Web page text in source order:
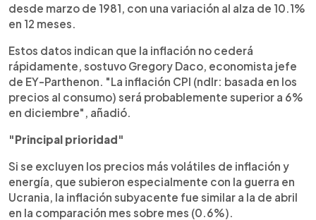
desde marzo de 1981, con una variación al alza de 10.1%
en 12 meses.
Estos datos indican que la inflación no cederá
rápidamente, sostuvo Gregory Daco, economista jefe
de EY-Parthenon. "La inflación CPI (ndlr: basada en los
precios al consumo) será probablemente superior a 6%
en diciembre", añadió.
"Principal prioridad"
Si se excluyen los precios más volátiles de inflación y
energía, que subieron especialmente con la guerra en
Ucrania, la inflación subyacente fue similar a la de abril
en la comparación mes sobre mes (0.6%).